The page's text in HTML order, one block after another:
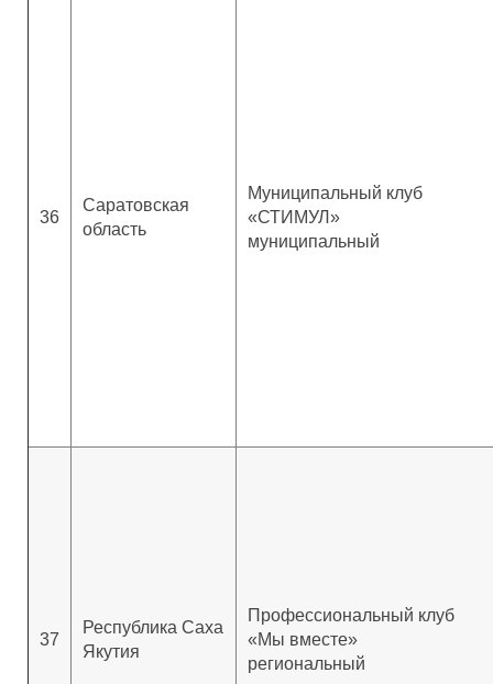
36
Саратовская
область
Муниципальный клуб
«СТИМУЛ»
муниципальный
37
Республика Саха
Якутия
Профессиональный клуб
«Мы вместе»
региональный